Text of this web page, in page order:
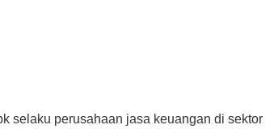
selaku perusahaan jasa keuangan di sektor